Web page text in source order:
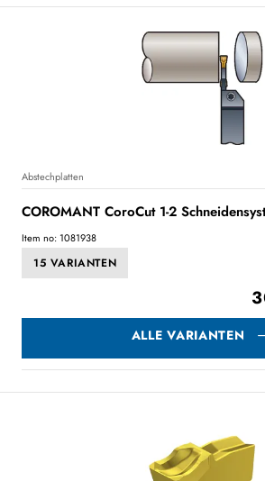
Abstechplatten
COROMANT CoroCut 1-2
Item no: 1081938
15 VARIANTEN
ALLE VARIANTEN